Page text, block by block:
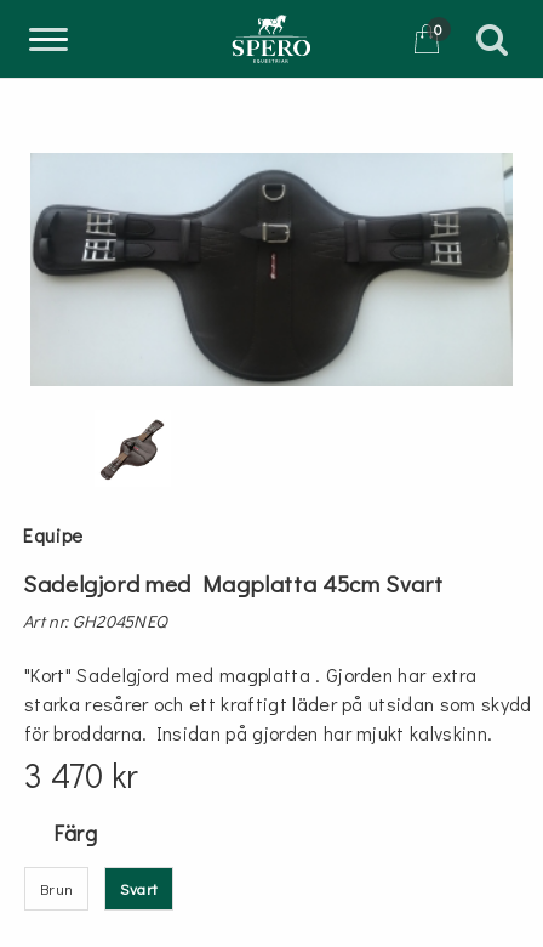
0
Equipe
Sadelgjord med Magplatta 45cm Svart
Art nr: GH2045NEQ
"Kort" Sadelgjord med magplatta . Gjorden har extra
starka resårer och ett kraftigt läder på utsidan som skydd
för broddarna. Insidan på gjorden har mjukt kalvskinn.
3 470 kr
Färg
Brun Svart